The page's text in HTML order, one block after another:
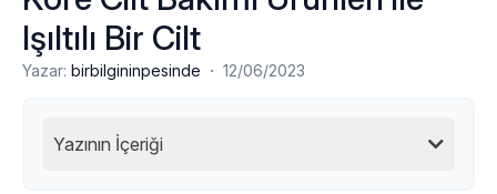
Işıltılı Bir Cilt
Yazar: birbilgininpesinde · 12/06/2023
Yazının İçeriği